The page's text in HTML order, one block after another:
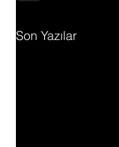
Son Yazılar